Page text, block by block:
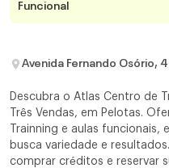
Funcional
Avenida Fernando Osório,
Descubra o Atlas Centro de
Três Vendas, em Pelotas.
Trainning e aulas
busca variedade e
comprar créditos e reservar